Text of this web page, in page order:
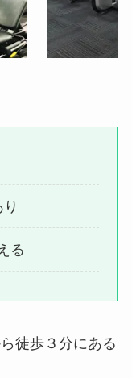
る
徒歩３分にある